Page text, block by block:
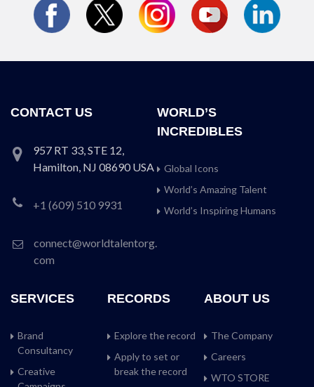
CONTACT US
957 RT 33, STE 12,
Hamilton, NJ 08690 USA
+1 (609) 510 9931
connect@worldtalentorg.
com
WORLD’S
INCREDIBLES
Global Icons
World’s Amazing Talent
World’s Inspiring Humans
SERVICES
Brand
Consultancy
Creative
RECORDS
Explore the record
Apply to set or
break the record
ABOUT US
The Company
Careers
WTO STORE